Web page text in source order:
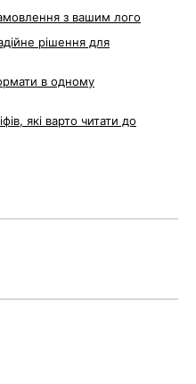
з вашим лого
рішення для
в одному
які варто читати до